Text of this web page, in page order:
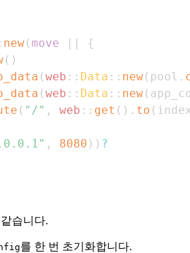
new( move | |
{
( )
(web :: Data :: new( pool .
(web :: Data :: new(
( "/" , web :: get ( ) . to ( index
, 8080 ) ) ?
습니다.
를 한 번 초기화합니다.